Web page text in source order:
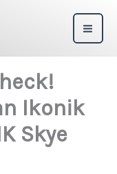
Ikonik
Skye